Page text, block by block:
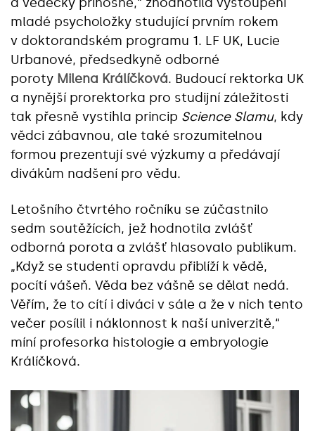
mladé psycholožky studující prvním rokem
v doktorandském programu 1. LF UK, Lucie
Urbanové, předsedkyně odborné
poroty Milena Králíčková. Budoucí rektorka UK
a nynější prorektorka pro studijní záležitosti
tak přesně vystihla princip Science Slamu, kdy
vědci zábavnou, ale také srozumitelnou
formou prezentují své výzkumy a předávají
divákům nadšení pro vědu.
Letošního čtvrtého ročníku se zúčastnilo
sedm soutěžících, jež hodnotila zvlášť
odborná porota a zvlášť hlasovalo publikum.
„Když se studenti opravdu přiblíží k vědě,
pocítí vášeň. Věda bez vášně se dělat nedá.
Věřím, že to cítí i diváci v sále a že v nich tento
večer posílil i náklonnost k naší univerzitě,“
míní profesorka histologie a embryologie
Králíčková.